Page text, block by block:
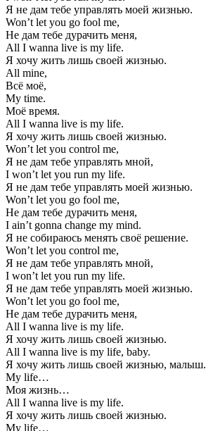
Я не дам тебе управлять моей жизнью.
Won’t let you go fool me,
Не дам тебе дурачить меня,
All I wanna live is my life.
Я хочу жить лишь своей жизнью.
All mine,
Всё моё,
My time.
Моё время.
All I wanna live is my life.
Я хочу жить лишь своей жизнью.
Won’t let you control me,
Я не дам тебе управлять мной,
I won’t let you run my life.
Я не дам тебе управлять моей жизнью.
Won’t let you go fool me,
Не дам тебе дурачить меня,
I ain’t gonna change my mind.
Я не собираюсь менять своё решение.
Won’t let you control me,
Я не дам тебе управлять мной,
I won’t let you run my life.
Я не дам тебе управлять моей жизнью.
Won’t let you go fool me,
Не дам тебе дурачить меня,
All I wanna live is my life.
Я хочу жить лишь своей жизнью.
All I wanna live is my life, baby.
Я хочу жить лишь своей жизнью, малыш.
My life…
Моя жизнь…
All I wanna live is my life.
Я хочу жить лишь своей жизнью.
My life…